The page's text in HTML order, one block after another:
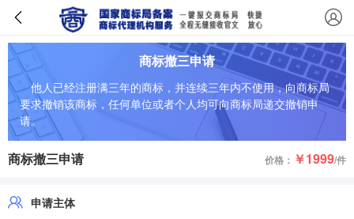
商标撤三申请
他人已经注册满三年的商标，并连续三年内不使用，向商标局
要求撤销该商标，任何单位或者个人均可向商标局递交撤销申
请。
商标撤三申请 价格： ￥1999/件
申请主体